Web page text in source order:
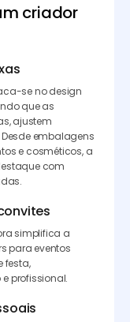
criador
se no design
que as
ajustem
embalagens
e cosméticos, a
com
simplifica a
para eventos
festa,
profissional.